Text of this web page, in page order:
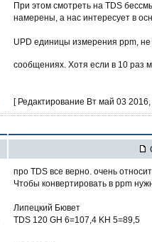
При этом смотреть на TDS
намерены, а нас интересует в
UPD единицы измерения ppm,
сообщениях. Хотя если в 10 раз
[ Редактирование Вт май 03
про TDS все верно. очень
Чтобы конвертировать в ppm
Липецкий Бювет
TDS 120 GH 6=107,4 KH 5=89,5